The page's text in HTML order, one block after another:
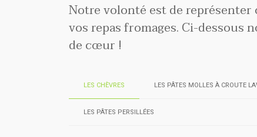
Notre volonté est de
vos repas fromages. Ci-dessous
de cœur !
LES CHÈVRES LES PÂTES MOLLES À CROUTE
LES PÂTES PERSILLÉES